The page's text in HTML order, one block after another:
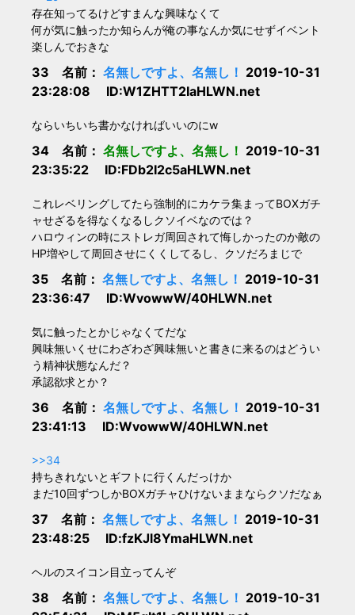
存在知ってるけどすまんな興味なくて
何が気に触ったか知らんが俺の事なんか気にせずイベント
楽しんでおきな
33 名前： 名無しですよ、名無し！ 2019-10-31
23:28:08 ID:W1ZHTT2IaHLWN.net
ならいちいち書かなければいいのにw
34 名前： 名無しですよ、名無し！ 2019-10-31
23:35:22 ID:FDb2I2c5aHLWN.net
これレベリングしてたら強制的にカケラ集まってBOXガチ
ャせざるを得なくなるしクソイベなのでは？
ハロウィンの時にストレガ周回されて悔しかったのか敵の
HP増やして周回させにくくしてるし、クソだろまじで
35 名前： 名無しですよ、名無し！ 2019-10-31
23:36:47 ID:WvowwW/40HLWN.net
気に触ったとかじゃなくてだな
興味無いくせにわざわざ興味無いと書きに来るのはどうい
う精神状態なんだ？
承認欲求とか？
36 名前： 名無しですよ、名無し！ 2019-10-31
23:41:13 ID:WvowwW/40HLWN.net
>>34
持ちきれないとギフトに行くんだっけか
まだ10回ずつしかBOXガチャひけないままならクソだなぁ
37 名前： 名無しですよ、名無し！ 2019-10-31
23:48:25 ID:fzKJl8YmaHLWN.net
ヘルのスイコン目立ってんぞ
38 名前： 名無しですよ、名無し！ 2019-10-31